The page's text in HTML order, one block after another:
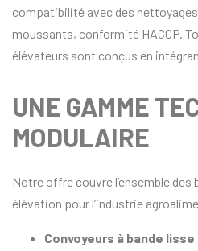
compatibilité avec des
moussants, conformité HACCP.
élévateurs sont conçus en
UNE GAMME
MODULAIRE
Notre offre couvre l’ensemble
élévation pour l’industrie
Convoyeurs à bande